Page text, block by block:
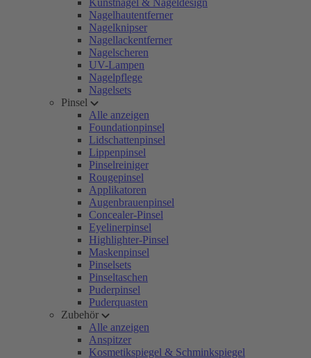
Kunstnägel & Nageldesign
Nagelhautentferner
Nagelknipser
Nagellackentferner
Nagelscheren
UV-Lampen
Nagelpflege
Nagelsets
Pinsel
Alle anzeigen
Foundationpinsel
Lidschattenpinsel
Lippenpinsel
Pinselreiniger
Rougepinsel
Applikatoren
Augenbrauenpinsel
Concealer-Pinsel
Eyelinerpinsel
Highlighter-Pinsel
Maskenpinsel
Pinselsets
Pinseltaschen
Puderpinsel
Puderquasten
Zubehör
Alle anzeigen
Anspitzer
Kosmetikspiegel & Schminkspiegel